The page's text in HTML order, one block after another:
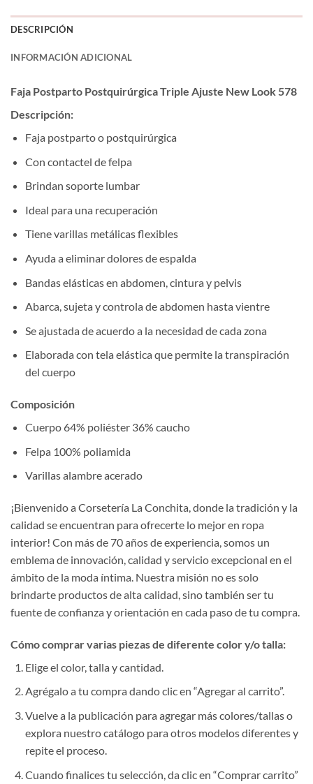
DESCRIPCIÓN
INFORMACIÓN ADICIONAL
Faja Postparto Postquirúrgica Triple Ajuste New Look 578
Descripción:
Faja postparto o postquirúrgica
Con contactel de felpa
Brindan soporte lumbar
Ideal para una recuperación
Tiene varillas metálicas flexibles
Ayuda a eliminar dolores de espalda
Bandas elásticas en abdomen, cintura y pelvis
Abarca, sujeta y controla de abdomen hasta vientre
Se ajustada de acuerdo a la necesidad de cada zona
Elaborada con tela elástica que permite la transpiración
del cuerpo
Composición
Cuerpo 64% poliéster 36% caucho
Felpa 100% poliamida
Varillas alambre acerado
¡Bienvenido a Corsetería La Conchita, donde la tradición y la
calidad se encuentran para ofrecerte lo mejor en ropa
interior! Con más de 70 años de experiencia, somos un
emblema de innovación, calidad y servicio excepcional en el
ámbito de la moda íntima. Nuestra misión no es solo
brindarte productos de alta calidad, sino también ser tu
fuente de confianza y orientación en cada paso de tu compra.
Cómo comprar varias piezas de diferente color y/o talla:
Elige el color, talla y cantidad.
Agrégalo a tu compra dando clic en “Agregar al carrito”.
Vuelve a la publicación para agregar más colores/tallas o
explora nuestro catálogo para otros modelos diferentes y
repite el proceso.
Cuando finalices tu selección, da clic en “Comprar carrito”